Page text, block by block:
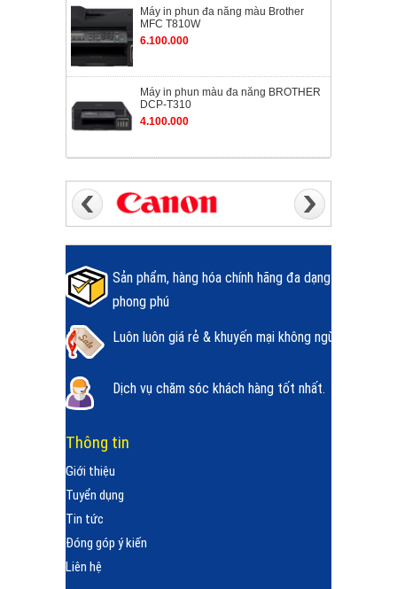
Máy in phun đa năng màu Brother
MFC T810W
6.100.000
Máy in phun màu đa năng BROTHER
DCP-T310
4.100.000
Sản phẩm, hàng hóa chính hãng đa dạng
phong phú
Luôn luôn giá rẻ & khuyến mại không ngừng.
Dịch vụ chăm sóc khách hàng tốt nhất.
Thông tin
Giới thiệu
Tuyển dụng
Tin tức
Đóng góp ý kiến
Liên hệ